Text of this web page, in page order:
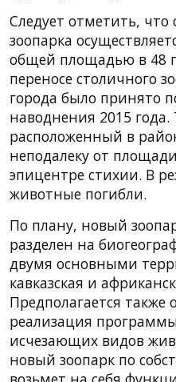
Следует отметить, что
зоопарка
общей площадью в 48
переносе столичного
города было принято
наводнения 2015 года.
расположенный в
неподалеку от
эпицентре стихии. В
животные погибли.
По плану, новый
разделен на
двумя основными
кавказская и
Предполагается также
реализация
исчезающих видов
новый зоопарк по